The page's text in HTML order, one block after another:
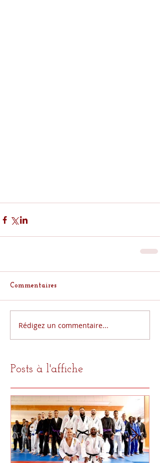
Commentaires
Rédigez un commentaire...
Posts à l'affiche